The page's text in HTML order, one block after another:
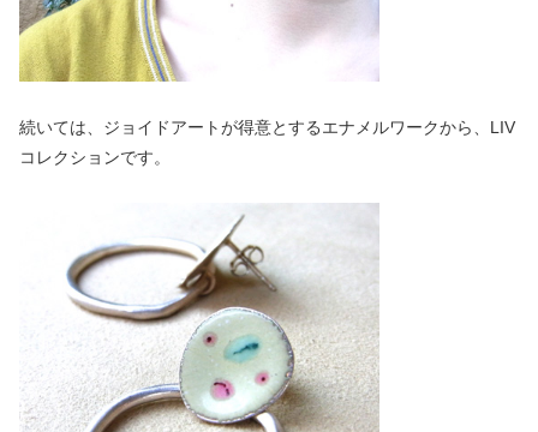
続いては、ジョイドアートが得意とするエナメルワークから、LIV
コレクションです。